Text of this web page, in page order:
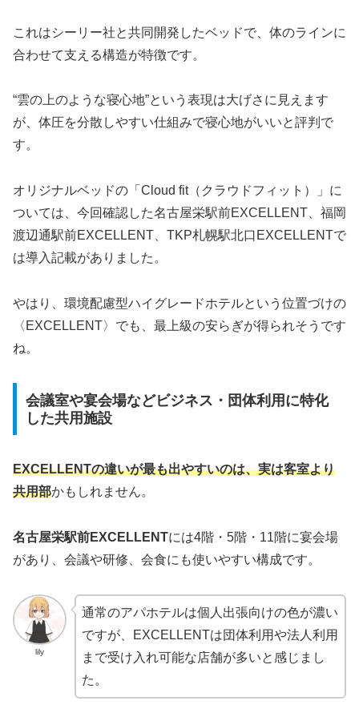
これはシーリー社と共同開発したベッドで、体のラインに
合わせて支える構造が特徴です。
“雲の上のような寝心地”という表現は大げさに見えます
が、体圧を分散しやすい仕組みで寝心地がいいと評判で
す。
オリジナルベッドの「Cloud fit（クラウドフィット）」に
ついては、今回確認した名古屋栄駅前EXCELLENT、福岡
渡辺通駅前EXCELLENT、TKP札幌駅北口EXCELLENTで
は導入記載がありました。
やはり、環境配慮型ハイグレードホテルという位置づけの
〈EXCELLENT〉でも、最上級の安らぎが得られそうです
ね。
会議室や宴会場などビジネス・団体利用に特化
した共用施設
EXCELLENTの違いが最も出やすいのは、実は客室より
共用部かもしれません。
名古屋栄駅前EXCELLENTには4階・5階・11階に宴会場
があり、会議や研修、会食にも使いやすい構成です。
lily
通常のアパホテルは個人出張向けの色が濃い
ですが、EXCELLENTは団体利用や法人利用
まで受け入れ可能な店舗が多いと感じまし
た。